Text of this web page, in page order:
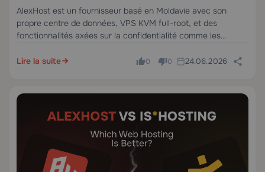
AlexHost est un fournisseur basé en Moldavie avec son
propre centre de données, VPS KVM full-root, et des
fonctionnalités axées sur la confidentialité comme les
ans d'activité et 31 centres de données, offre des prix
Lire la suite 0 0 24.06.2026